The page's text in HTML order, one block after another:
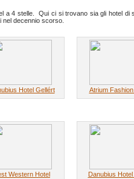
a 4 stelle. Qui ci si trovano sia gli hotel
nel decennio scorso.
Hotel Gellért Atrium Fashion
Western Hotel
Danubius Hotel